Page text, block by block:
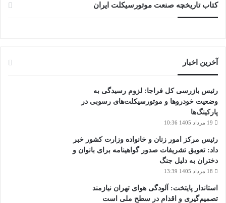
کتاب تاریخچه صنعت موتورسیکلت ایران
آخرین اخبار
رئیس بازرسی کل فراجا: لزوم رسیدگی به
وضعیت خودروها و موتورسیکلت‌های رسوبی در
پارکینگ‌ها
19 مرداد 1405 10:36
رئیس مرکز امور زنان و خانواده وزارت کشور خبر
داد: تعویق تشریفات صدور گواهینامه برای بانوان و
دختران به دلیل جنگ
18 مرداد 1405 13:39
استاندار پایتخت: آلودگی هوای تهران نیازمند
تصمیم‌گیری و اقدام در سطح ملی است